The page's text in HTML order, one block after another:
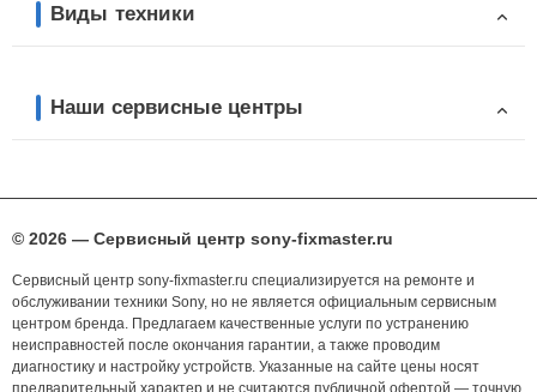
Виды техники
Наши сервисные центры
© 2026 — Сервисный центр sony-fixmaster.ru
Сервисный центр sony-fixmaster.ru специализируется на ремонте и
обслуживании техники Sony, но не является официальным сервисным
центром бренда. Предлагаем качественные услуги по устранению
неисправностей после окончания гарантии, а также проводим
диагностику и настройку устройств. Указанные на сайте цены носят
предварительный характер и не считаются публичной офертой — точную